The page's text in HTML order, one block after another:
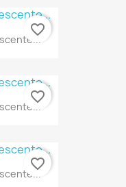
favorite_border
favorite_border
favorite_border